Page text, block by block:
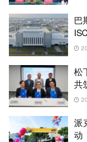
巴
松
共
派
动